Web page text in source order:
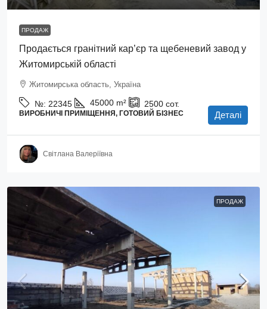
ПРОДАЖ
Продається гранітний кар’єр та щебеневий завод у
Житомирській області
Житомирська область, Україна
№: 22345 45000 m² 2500 сот.
ВИРОБНИЧІ ПРИМІЩЕННЯ, ГОТОВИЙ БІЗНЕС Деталі
Світлана Валеріївна
ПРОДАЖ